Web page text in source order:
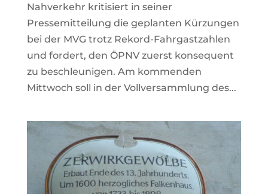
Nahverkehr kritisiert in seiner
Pressemitteilung die geplanten Kürzungen
bei der MVG trotz Rekord-Fahrgastzahlen
und fordert, den ÖPNV zuerst konsequent
zu beschleunigen. Am kommenden
Mittwoch soll in der Vollversammlung des...